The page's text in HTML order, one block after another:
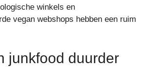
winkels en
vegan webshops hebben een ruim
junkfood duurder